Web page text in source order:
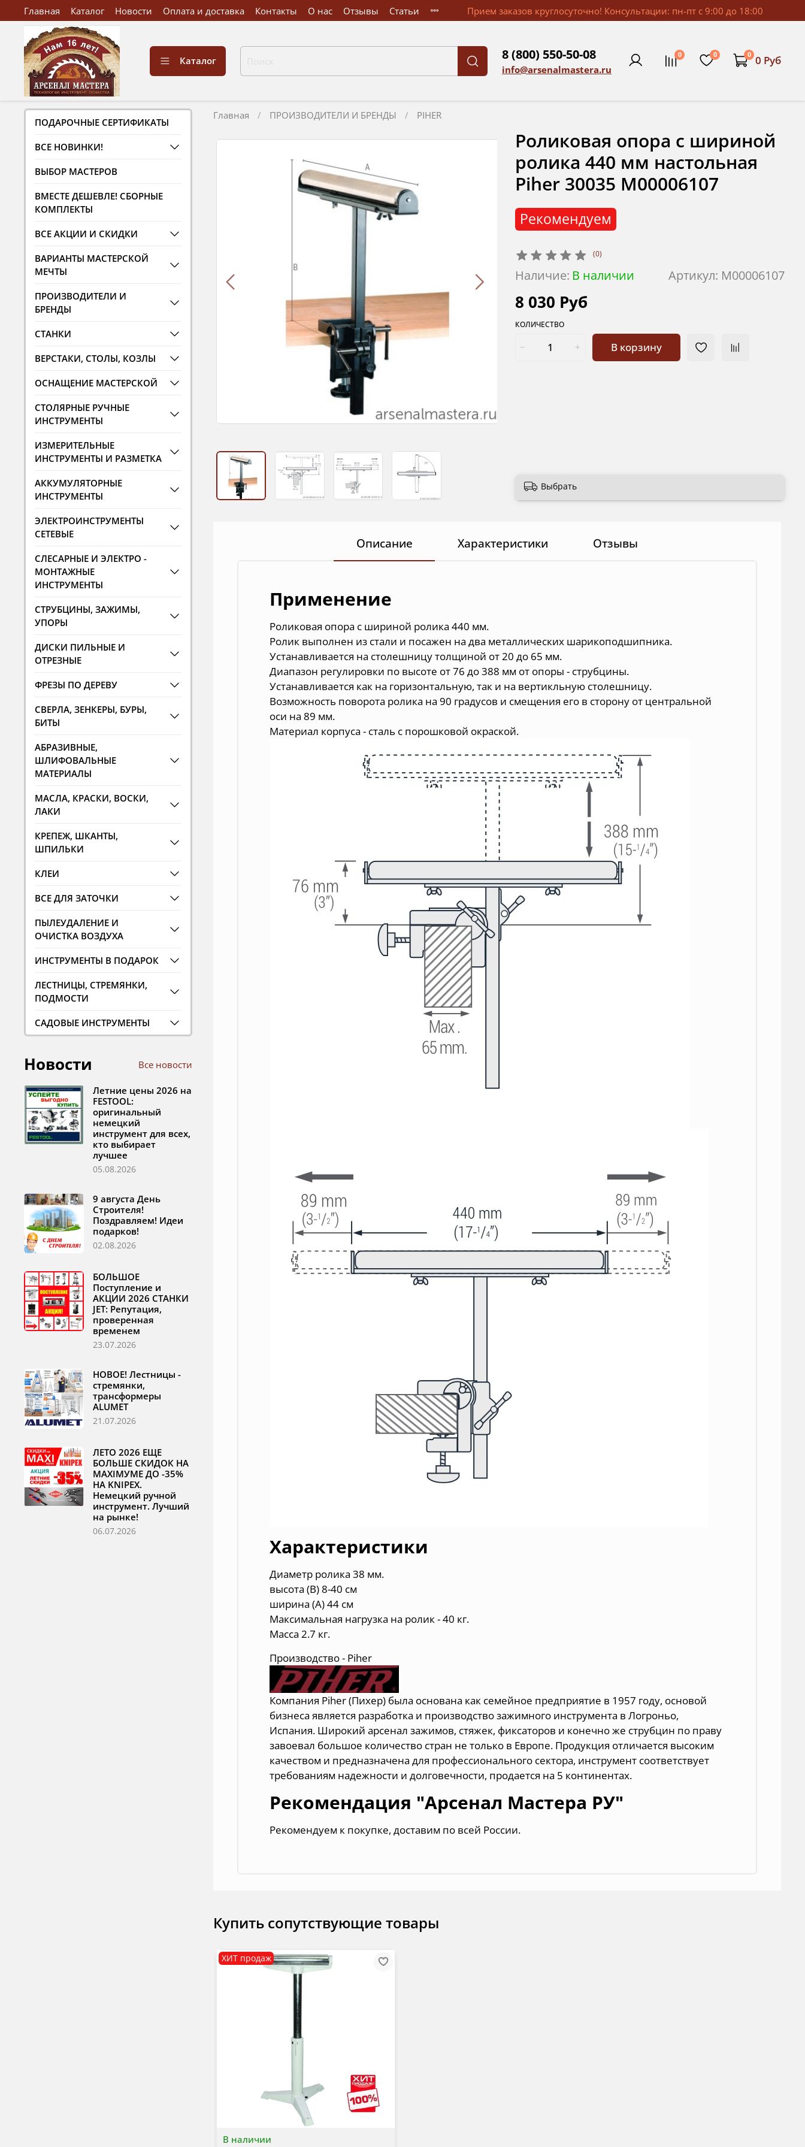
Главная Каталог Новости Оплата и доставка Контакты О нас Отзывы Статьи Прием заказов круглосуточно! Консультации: пн-пт с 9:00 до 18:00
Каталог 8 (800) 550-50-08
info@arsenalmastera.ru
0 0 0 0 Руб
Главная ПРОИЗВОДИТЕЛИ И БРЕНДЫ PIHER
(0)
Артикул: М00006107
Наличие: В наличии
Рекомендуем
Роликовая опора с шириной
ролика 440 мм настольная
Piher 30035 М00006107
8 030 Руб
КОЛИЧЕСТВО
В корзину
Выбрать
Описание Характеристики Отзывы
Применение
Роликовая опора с шириной ролика 440 мм.
Ролик выполнен из стали и посажен на два металлических шарикоподшипника.
Устанавливается на столешницу толщиной от 20 до 65 мм.
Диапазон регулировки по высоте от 76 до 388 мм от опоры - струбцины.
Устанавливается как на горизонтальную, так и на вертикльную столешницу.
Возможность поворота ролика на 90 градусов и смещения его в сторону от центральной
оси на 89 мм.
Материал корпуса - сталь с порошковой окраской.
Характеристики
Диаметр ролика 38 мм.
высота (B) 8-40 см
ширина (A) 44 см
Максимальная нагрузка на ролик - 40 кг.
Масса 2.7 кг.
Производство - Piher
Компания Piher (Пихер) была основана как семейное предприятие в 1957 году, основой
бизнеса является разработка и производство зажимного инструмента в Логроньо,
Испания. Широкий арсенал зажимов, стяжек, фиксаторов и конечно же струбцин по праву
завоевал большое количество стран не только в Европе. Продукция отличается высоким
качеством и предназначена для профессионального сектора, инструмент соответствует
требованиям надежности и долговечности, продается на 5 континентах.
Рекомендация "Арсенал Мастера РУ"
Рекомендуем к покупке, доставим по всей России.
Купить сопутствующие товары
В наличии
ХИТ продаж
ПОДАРОЧНЫЕ СЕРТИФИКАТЫ
ВСЕ НОВИНКИ!
ВЫБОР МАСТЕРОВ
ВМЕСТЕ ДЕШЕВЛЕ! СБОРНЫЕ
КОМПЛЕКТЫ
ВСЕ АКЦИИ И СКИДКИ
ВАРИАНТЫ МАСТЕРСКОЙ
МЕЧТЫ
ПРОИЗВОДИТЕЛИ И
БРЕНДЫ
СТАНКИ
ВЕРСТАКИ, СТОЛЫ, КОЗЛЫ
ОСНАЩЕНИЕ МАСТЕРСКОЙ
СТОЛЯРНЫЕ РУЧНЫЕ
ИНСТРУМЕНТЫ
ИЗМЕРИТЕЛЬНЫЕ
ИНСТРУМЕНТЫ И РАЗМЕТКА
АККУМУЛЯТОРНЫЕ
ИНСТРУМЕНТЫ
ЭЛЕКТРОИНСТРУМЕНТЫ
СЕТЕВЫЕ
СЛЕСАРНЫЕ И ЭЛЕКТРО -
МОНТАЖНЫЕ
ИНСТРУМЕНТЫ
СТРУБЦИНЫ, ЗАЖИМЫ,
УПОРЫ
ДИСКИ ПИЛЬНЫЕ И
ОТРЕЗНЫЕ
ФРЕЗЫ ПО ДЕРЕВУ
СВЕРЛА, ЗЕНКЕРЫ, БУРЫ,
БИТЫ
АБРАЗИВНЫЕ,
ШЛИФОВАЛЬНЫЕ
МАТЕРИАЛЫ
МАСЛА, КРАСКИ, ВОСКИ,
ЛАКИ
КРЕПЕЖ, ШКАНТЫ,
ШПИЛЬКИ
КЛЕИ
ВСЕ ДЛЯ ЗАТОЧКИ
ПЫЛЕУДАЛЕНИЕ И
ОЧИСТКА ВОЗДУХА
ИНСТРУМЕНТЫ В ПОДАРОК
ЛЕСТНИЦЫ, СТРЕМЯНКИ,
ПОДМОСТИ
САДОВЫЕ ИНСТРУМЕНТЫ
Новости Все новости
Летние цены 2026 на
FESTOOL:
оригинальный
немецкий
инструмент для всех,
кто выбирает
лучшее
05.08.2026
9 августа День
Строителя!
Поздравляем! Идеи
подарков!
02.08.2026
БОЛЬШОЕ
Поступление и
АКЦИИ 2026 СТАНКИ
JET: Репутация,
проверенная
временем
23.07.2026
НОВОЕ! Лестницы -
стремянки,
трансформеры
ALUMET
21.07.2026
ЛЕТО 2026 ЕЩЕ
БОЛЬШЕ СКИДОК НА
MAXIМУМЕ ДО -35%
НА KNIPEX.
Немецкий ручной
инструмент. Лучший
на рынке!
06.07.2026